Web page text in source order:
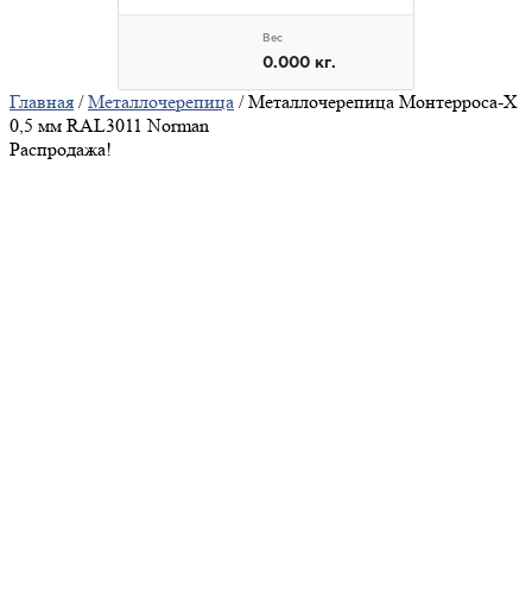
Главная /Металлочерепица / Металлочерепица Монтерроса-X
0,5 мм RAL3011 Norman
Распродажа!